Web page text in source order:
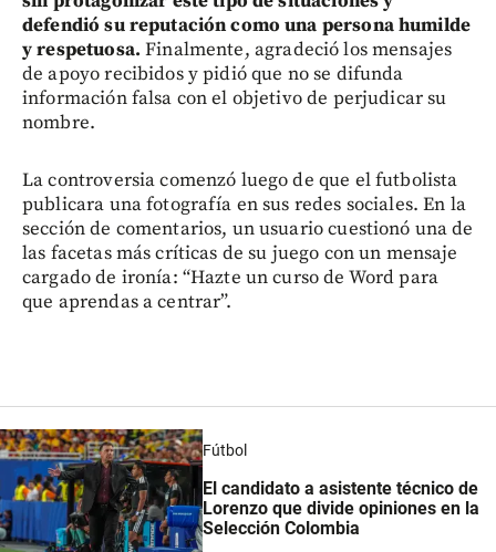
defendió su reputación como una persona humilde
y respetuosa.Finalmente, agradeció los mensajes
de apoyo recibidos y pidió que no se difunda
información falsa con el objetivo de perjudicar su
nombre.
La controversia comenzó luego de que el futbolista
publicara una fotografía en sus redes sociales. En la
sección de comentarios, un usuario cuestionó una de
las facetas más críticas de su juego con un mensaje
cargado de ironía: “Hazte un curso de Word para
que aprendas a centrar”.
Fútbol
El candidato a asistente técnico de
Lorenzo que divide opiniones en la
Selección Colombia